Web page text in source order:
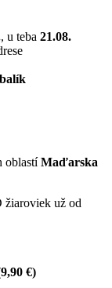
, u teba 21.08.
oblastíMaďarska
žiaroviek už od
€)